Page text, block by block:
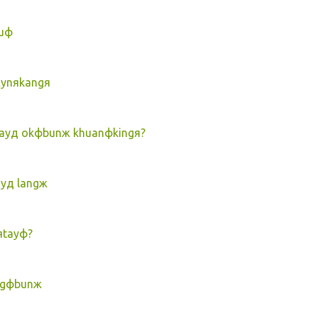
okфbunж khuanфkingя?
langж